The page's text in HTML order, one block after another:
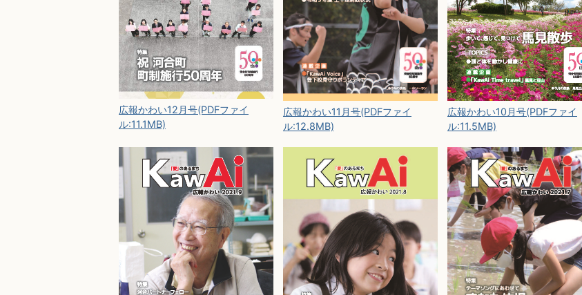
広報かわい12月号(PDFファイ
ル:11.1MB)
広報かわい11月号(PDFファイ
ル:12.8MB)
広報かわい10月号(PDFファイ
ル:11.5MB)